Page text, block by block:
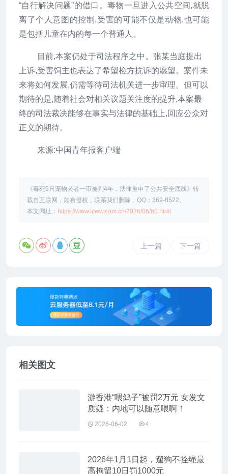
“自行解决问题”的借口。毒物一旦进入公共空间,就脱
离了个人意图的控制,受害的可能不仅是动物,也可能
是包括儿童在内的每一个普通人。
目前,本案仍处于司法程序之中。张某当庭提出
上诉,受害饲主也表达了希望检方抗诉的愿望。案件未
来将如何发展,仍需等待司法机关进一步审理。但可以
期待的是,随着社会对相关议题关注度的提升,本案最
终的司法裁决能够在事实与法律的基础上,回应公众对
正义的期待。
来源:中国青年报客户端
《毒死9只宠物犬者一审被判4年，法律重申了公共安全底线》转
载自互联网，如有侵权，联系我们删除，QQ：369-8522。
本文网址： https://www.icww.com.cn/2026/06/60.html
上一篇 下一篇
相关图文
游香港“喂鸽子”被罚2万元 女发文
质疑：内地可以随意喂啊！
2026-06-02 4
2026年1月1日起，遛狗不拴绳最
高拘留10日罚1000元